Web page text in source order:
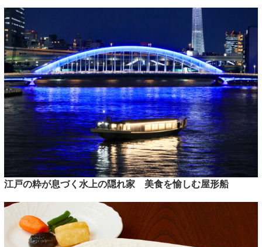
江戸の粋が息づく水上の隠れ家 美食を愉しむ屋形船